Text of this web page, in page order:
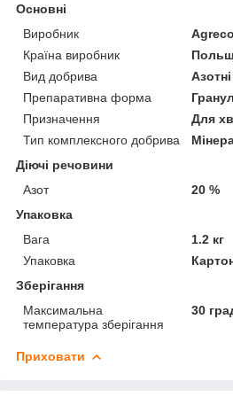
Основні
Виробник
Країна виробник
Вид добрива
Препаративна форма
Призначення
Для
Тип комплексного добрива
Діючі речовини
Азот
20 %
Упаковка
Вага
1.2 кг
Упаковка
Зберігання
Максимальна
температура зберігання
30
Приховати